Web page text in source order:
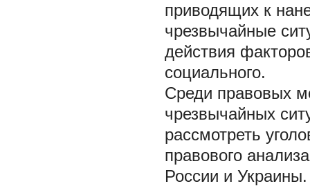
приводящих к
чрезвычайные
действия
социального.
Среди правовых
чрезвычайных
рассмотреть
правового
России и Украины.